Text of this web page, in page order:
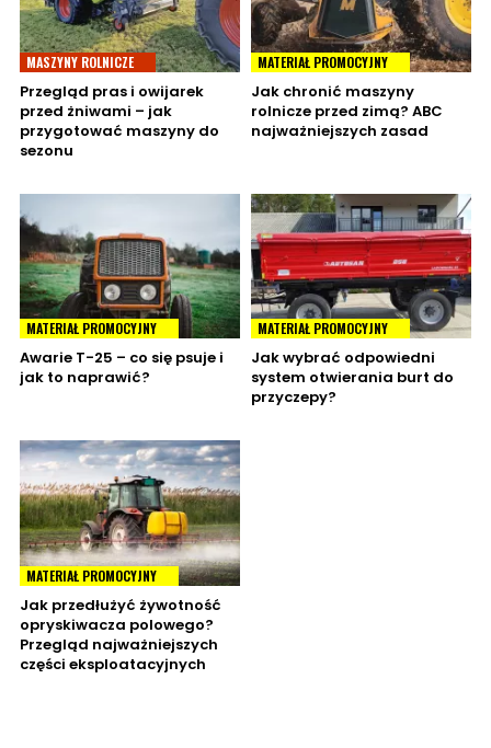
MASZYNY ROLNICZE
Przegląd pras i owijarek
przed żniwami – jak
przygotować maszyny do
sezonu
MATERIAŁ PROMOCYJNY
Jak chronić maszyny
rolnicze przed zimą? ABC
najważniejszych zasad
MATERIAŁ PROMOCYJNY
Awarie T-25 – co się psuje i
jak to naprawić?
MATERIAŁ PROMOCYJNY
Jak wybrać odpowiedni
system otwierania burt do
przyczepy?
MATERIAŁ PROMOCYJNY
Jak przedłużyć żywotność
opryskiwacza polowego?
Przegląd najważniejszych
części eksploatacyjnych